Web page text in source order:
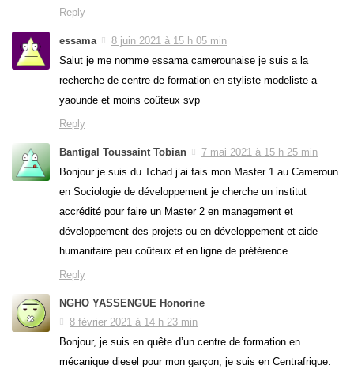
Reply
essama
8 juin 2021 à 15 h 05 min
Salut je me nomme essama camerounaise je suis a la
recherche de centre de formation en styliste modeliste a
yaounde et moins coûteux svp
Reply
Bantigal Toussaint Tobian
7 mai 2021 à 15 h 25 min
Bonjour je suis du Tchad j’ai fais mon Master 1 au Cameroun
en Sociologie de développement je cherche un institut
accrédité pour faire un Master 2 en management et
développement des projets ou en développement et aide
humanitaire peu coûteux et en ligne de préférence
Reply
NGHO YASSENGUE Honorine
8 février 2021 à 14 h 23 min
Bonjour, je suis en quête d’un centre de formation en
mécanique diesel pour mon garçon, je suis en Centrafrique.